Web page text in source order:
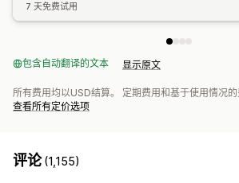
7 天免费试用
包含自动翻译的文本 显示原文
所有费用均以USD结算。 定期费用和基于使用情况的
查看所有定价选项
评论(1,155)